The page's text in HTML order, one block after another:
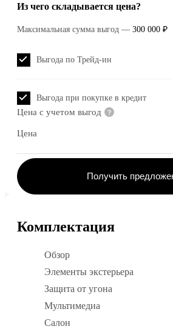
Из чего складывается цена?
Максимальная сумма выгод — 300 000 ₽
Выгода по Трейд-ин
Выгода при покупке в кредит
Цена с учетом выгод
Цена
Получить
Комплектация
Обзор
Элементы экстерьера
Защита от угона
Мультимедиа
Салон